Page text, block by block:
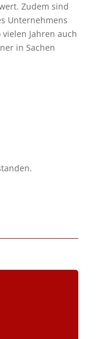
Zudem sind
Unternehmens
Jahren auch
in Sachen